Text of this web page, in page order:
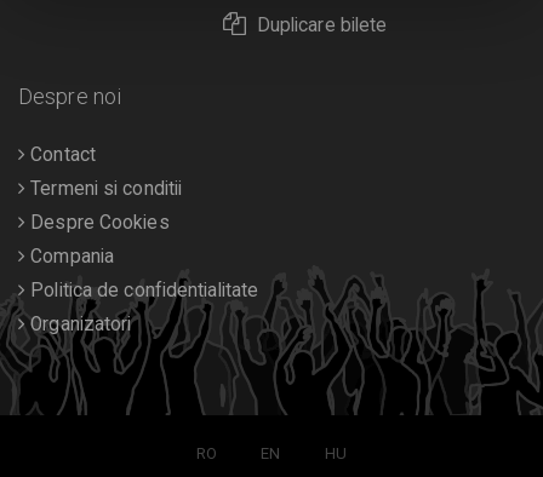
Duplicare bilete
Despre noi
Contact
Termeni si conditii
Despre Cookies
Compania
Politica de confidentialitate
Organizatori
RO EN HU